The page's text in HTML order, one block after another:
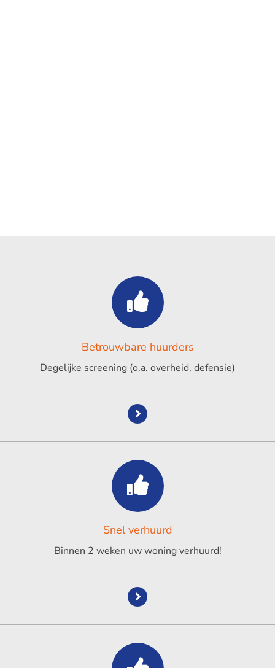
Betrouwbare huurders
Degelijke screening (o.a. overheid, defensie)
Snel verhuurd
Binnen 2 weken uw woning verhuurd!